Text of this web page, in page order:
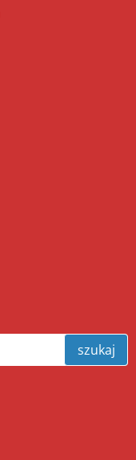
szukaj